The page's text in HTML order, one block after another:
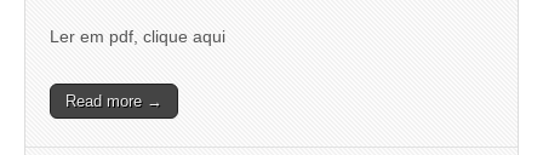
Ler em pdf, clique aqui
Read more →